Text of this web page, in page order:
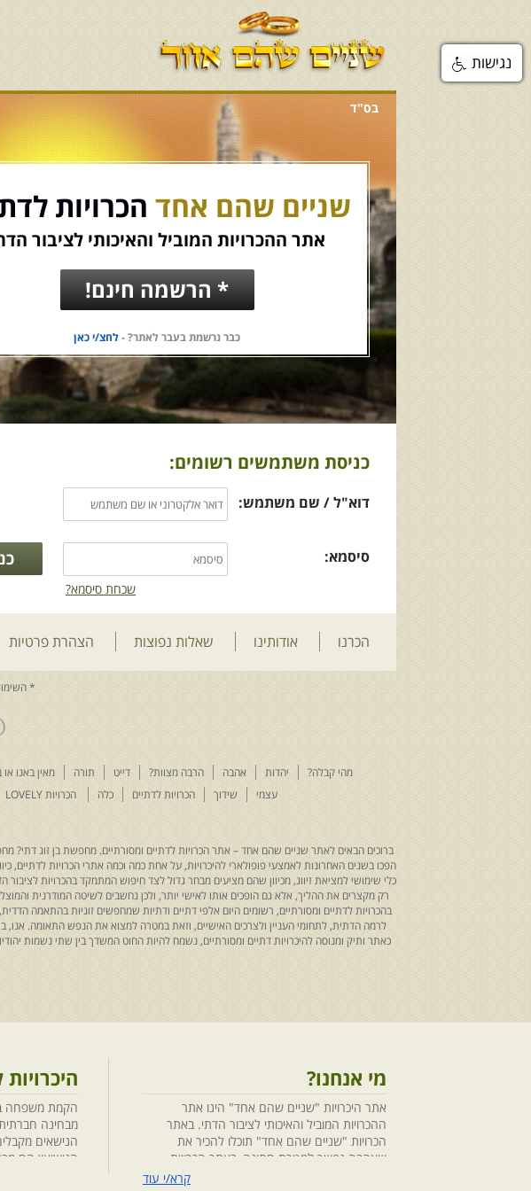
בס"ד
שניים שהם אחד הכרויות
אתר ההכרויות המוביל והאיכותי לציבור
* הרשמה חינם!
כבר נרשמת בעבר לאתר? -לחצ/י כאן
כניסת משתמשים רשומים:
דוא"ל / שם משתמש:
סיסמא:
שכחת סיסמא?
הכרנו אודותינו שאלות נפוצות הצהרת פרטיות
מהי קבלה? יהדות אהבה הרבה מצוות? דייט תורה מאין באנו
עצמי
שידוך הכרויות לדתיים כלה הכרויות LOVELY
ברוכים הבאים לאתר שניים שהם אחד – אתר הכרויות לדתיים ומסורתיים. מחפשת בן זוג דתי?
הפכו בשנים האחרונות לאמצעי פופולארי להיכרויות, על אחת כמה וכמה אתרי הכרויות לדתיים,
כלי שימושי למציאת זיווג, מכיוון שהם מציעים מבחר גדול לצד חיפוש המתמקד בהכרויות
רק מקצרים את ההליך, אלא גם הופכים אותו לאישי יותר, ולכן נחשבים לשיטה המודרנית
בהכרויות לדתיים ומסורתיים, רשומים היום אלפי דתיים ודתיות שמחפשים זוגיות בהתאמה
לרמה הדתית, לתחומי העניין ולצרכים האישיים, וזאת במטרה למצוא את הנפש התאומה.
כאתר ותיק ומנוסה להיכרויות דתיים ומסורתיים, נשמח להיות החוט המשדך בין שתי
מי אנחנו?
אתר היכרויות "שניים שהם אחד" הינו אתר
ההכרויות המוביל והאיכותי לציבור הדתי. באתר
הכרויות "שניים שהם אחד" תוכלו להכיר את
שאהבה נפשך למטרת חתונה, באתר הכרויות
"שניים שהם אחד" הושקעו מחשבה ומאמציםקרא/י עוד
הקמת משפחה
מבחינה
הנישאים
הנישואין הם
במעלה. חשוב
נגישות